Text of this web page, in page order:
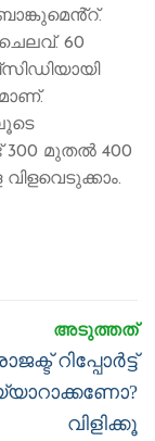
60
മുതൽ 400
റിപ്പോര്‍ട്ട്
വിളിക്കൂ